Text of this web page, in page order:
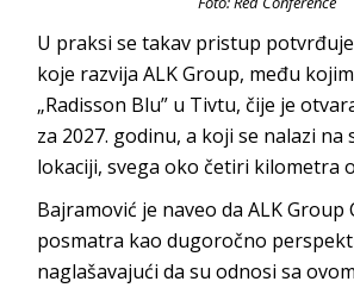
U praksi se takav pristup
koje razvija ALK Group, među
„Radisson Blu” u Tivtu, čije je
za 2027. godinu, a koji se nalazi na
lokaciji, svega oko četiri kilometra
Bajramović je naveo da ALK Group
posmatra kao dugoročno
naglašavajući da su odnosi sa